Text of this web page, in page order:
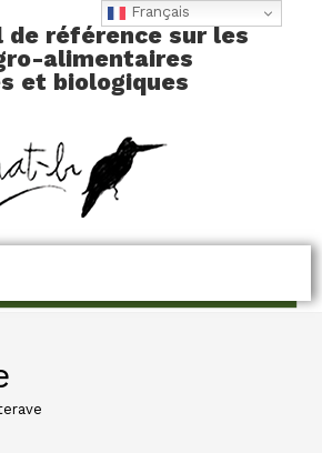
de référence sur les
alimentaires
et biologiques
Français